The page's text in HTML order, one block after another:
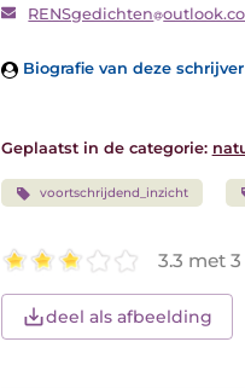
RENSgedichten
Biografie van deze schrijver
Geplaatst in de categorie:
voortschrijdend_inzicht
3.3 met
deel als afbeelding